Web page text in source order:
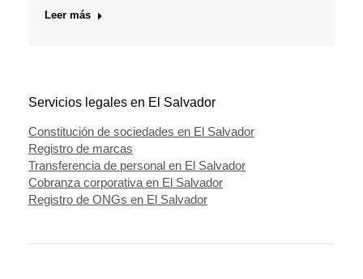
Leer más
Servicios legales en El Salvador
Constitución de sociedades en El Salvador
Registro de marcas
Transferencia de personal en El Salvador
Cobranza corporativa en El Salvador
Registro de ONGs en El Salvador